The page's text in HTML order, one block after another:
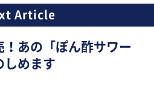
あの「ぽん酢サワー
めます